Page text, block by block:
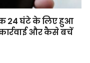
24 घंटे के लिए हुआ
और कैसे बचें